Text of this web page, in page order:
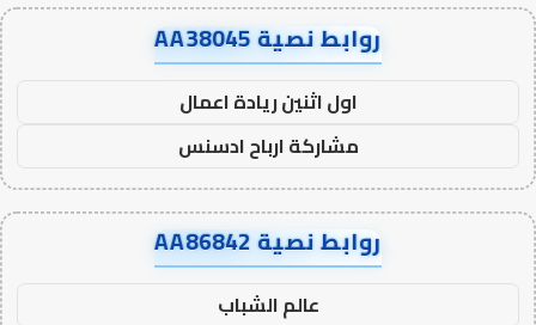
روابط نصية AA38045
اول اثنين ريادة اعمال
مشاركة ارباح ادسنس
روابط نصية AA86842
عالم الشباب